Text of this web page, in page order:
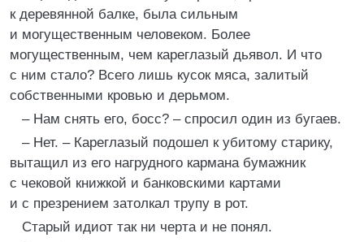
к деревянной балке, была сильным
и могущественным человеком. Более
могущественным, чем кареглазый дьявол. И что
с ним стало? Всего лишь кусок мяса, залитый
собственными кровью и дерьмом.
– Нам снять его, босс? – спросил один из бугаев.
– Нет. – Кареглазый подошел к убитому старику,
вытащил из его нагрудного кармана бумажник
с чековой книжкой и банковскими картами
и с презрением затолкал трупу в рот.
Старый идиот так ни черта и не понял.